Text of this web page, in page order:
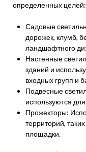
определенных целей:
Садовые
дорожек, клумб,
ландшафтного
Настенные
зданий и
входных групп и
Подвесные
используются
Прожекторы:
территорий,
площадки.